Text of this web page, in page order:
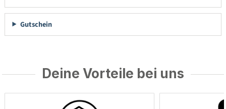
Gutschein
Deine Vorteile bei uns